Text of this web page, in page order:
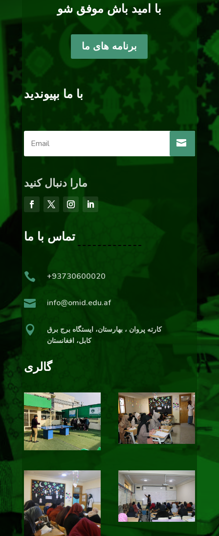
با امید باش موفق شو
برنامه های ما
با ما بپیوندید
مارا دنبال کنید
تماس با ما
 +93730600020
 info@omid.edu.af

کارته پروان ، بهارستان،‌ ایستگاه برج برق
کابل، افغانستان
گالری